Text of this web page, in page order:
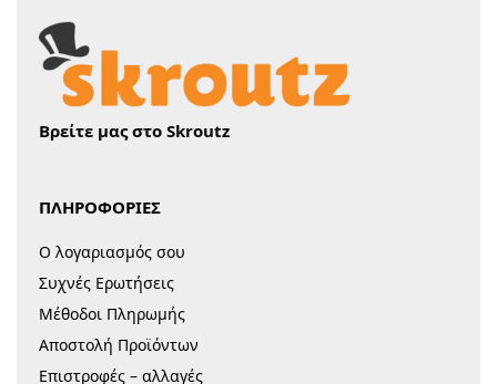
Βρείτε μας στο Skroutz
ΠΛΗΡΟΦΟΡΙΕΣ
Ο λογαριασμός σου
Συχνές Ερωτήσεις
Μέθοδοι Πληρωμής
Αποστολή Προϊόντων
Επιστροφές – αλλαγές